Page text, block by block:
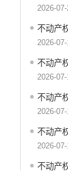
涉农补贴
疫情防控
社会救助
规划计划
重大决策
生态环境
2026-
不动产
2026-
不动产
2026-
不动产
2026-
不动产
2026-
不动产